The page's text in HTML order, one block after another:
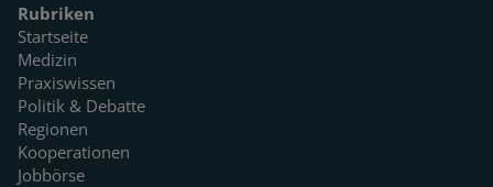
Rubriken
Startseite
Medizin
Praxiswissen
Politik & Debatte
Regionen
Kooperationen
Jobbörse